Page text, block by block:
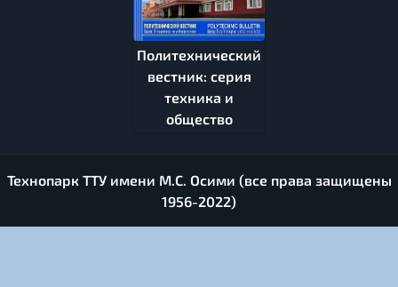
Политехнический
вестник: серия
техника и
общество
Технопарк ТТУ имени М.С. Осими (все права защищены
1956-2022)